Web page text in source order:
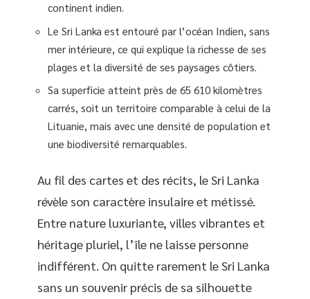
continent indien.
Le Sri Lanka est entouré par l’océan Indien, sans
mer intérieure, ce qui explique la richesse de ses
plages et la diversité de ses paysages côtiers.
Sa superficie atteint près de 65 610 kilomètres
carrés, soit un territoire comparable à celui de la
Lituanie, mais avec une densité de population et
une biodiversité remarquables.
Au fil des cartes et des récits, le Sri Lanka
révèle son caractère insulaire et métissé.
Entre nature luxuriante, villes vibrantes et
héritage pluriel, l’île ne laisse personne
indifférent. On quitte rarement le Sri Lanka
sans un souvenir précis de sa silhouette